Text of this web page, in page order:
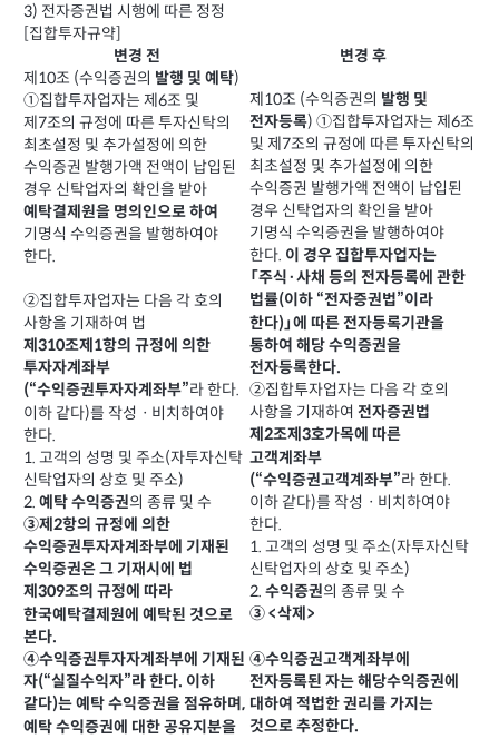
3) 전자증권법 시행에 따른 정정
[집합투자규약]
변경 전
변경 후
제10조 (수익증권의 발행 및 예탁)
①집합투자업자는 제6조 및
제7조의 규정에 따른 투자신탁의
최초설정 및 추가설정에 의한
수익증권 발행가액 전액이 납입된
경우 신탁업자의 확인을 받아
예탁결제원을 명의인으로 하여
기명식 수익증권을 발행하여야
한다.
②집합투자업자는 다음 각 호의
사항을 기재하여 법
제310조제1항의 규정에 의한
투자자계좌부
(“수익증권투자자계좌부”라 한다.
이하 같다)를 작성ㆍ비치하여야
한다.
1. 고객의 성명 및 주소(자투자신탁
신탁업자의 상호 및 주소)
2. 예탁 수익증권의 종류 및 수
③제2항의 규정에 의한
수익증권투자자계좌부에 기재된
수익증권은 그 기재시에 법
제309조의 규정에 따라
한국예탁결제원에 예탁된 것으로
본다.
④수익증권투자자계좌부에 기재된
자(“실질수익자”라 한다. 이하
같다)는 예탁 수익증권을 점유하며,
예탁 수익증권에 대한 공유지분을
제10조 (수익증권의 발행 및
전자등록) ①집합투자업자는 제6조
및 제7조의 규정에 따른 투자신탁의
최초설정 및 추가설정에 의한
수익증권 발행가액 전액이 납입된
경우 신탁업자의 확인을 받아
기명식 수익증권을 발행하여야
한다. 이 경우 집합투자업자는
「주식·사채 등의 전자등록에 관한
법률(이하 “전자증권법”이라
한다)」에 따른 전자등록기관을
통하여 해당 수익증권을
전자등록한다.
②집합투자업자는 다음 각 호의
사항을 기재하여 전자증권법
제2조제3호가목에 따른
고객계좌부
(“수익증권고객계좌부”라 한다.
이하 같다)를 작성ㆍ비치하여야
한다.
1. 고객의 성명 및 주소(자투자신탁
신탁업자의 상호 및 주소)
2. 수익증권의 종류 및 수
③ <삭제>
④수익증권고객계좌부에
전자등록된 자는 해당수익증권에
대하여 적법한 권리를 가지는
것으로 추정한다.